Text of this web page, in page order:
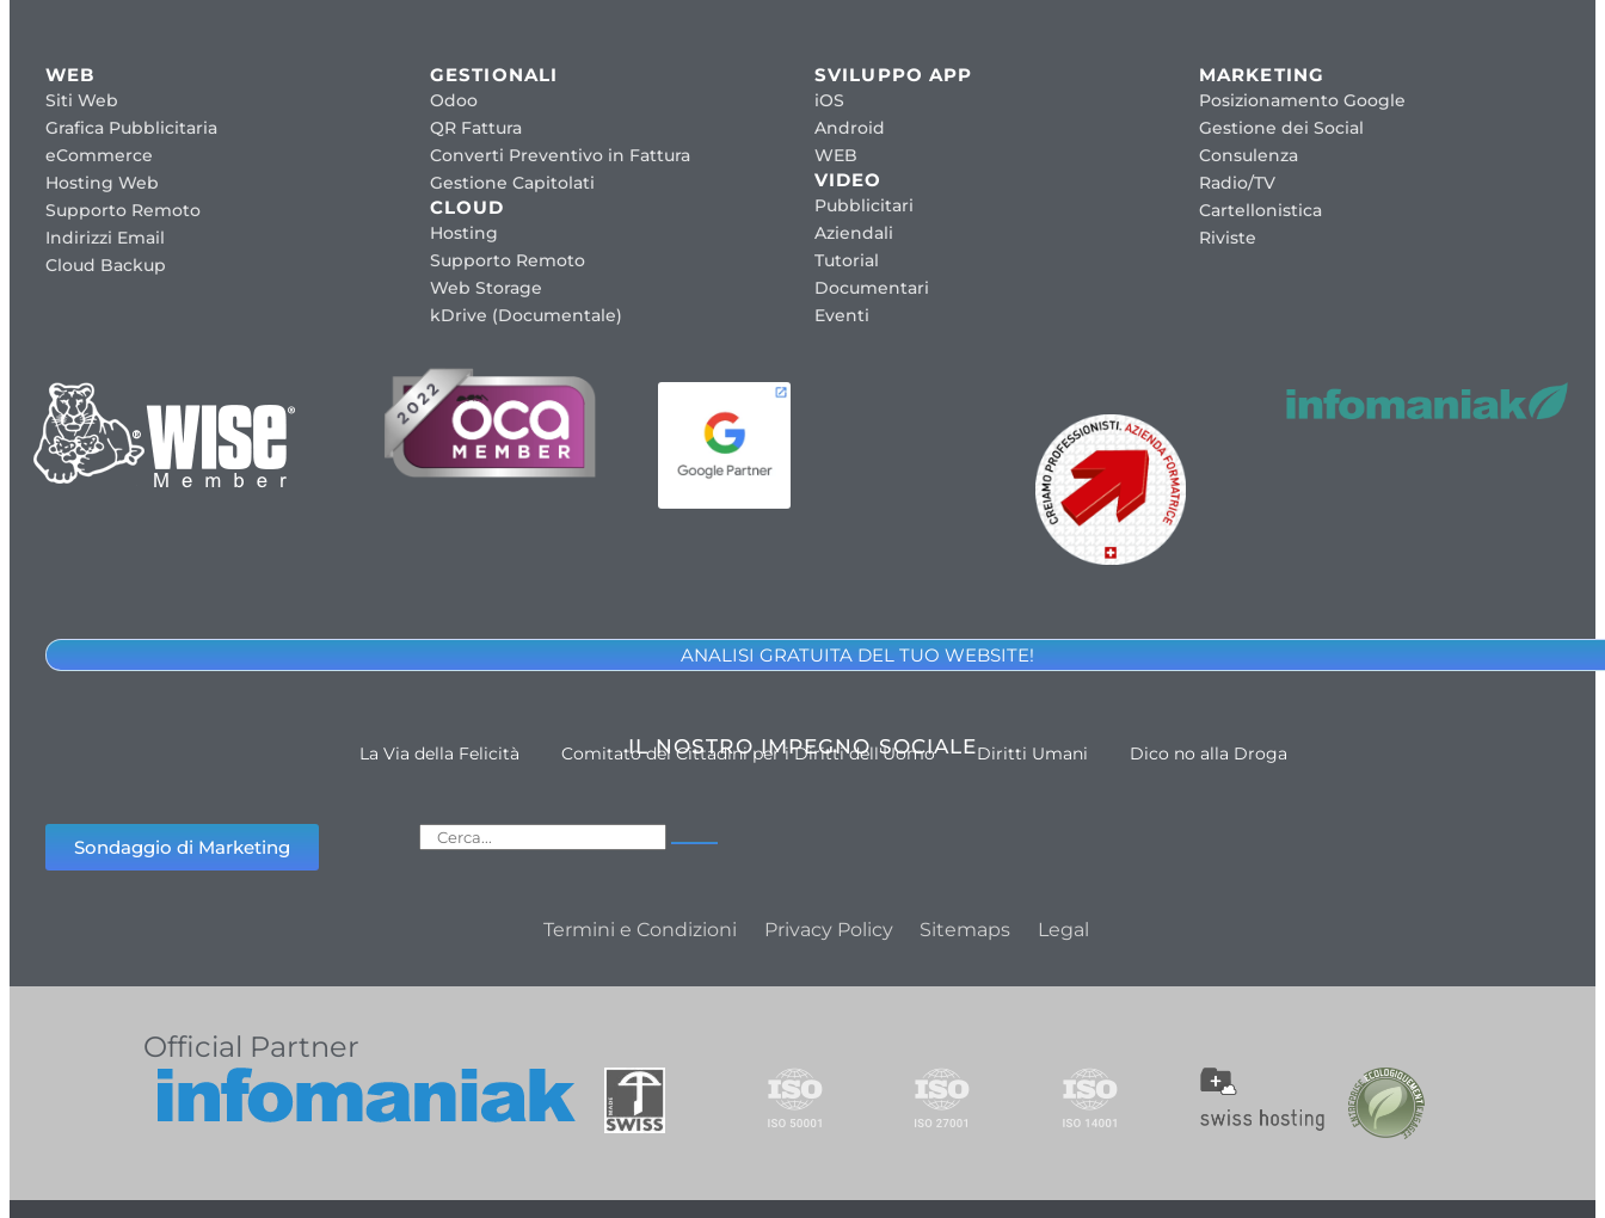
WEB
Siti Web
Grafica Pubblicitaria
eCommerce
Hosting Web
Supporto Remoto
Indirizzi Email
Cloud Backup
GESTIONALI
Odoo
QR Fattura
Converti Preventivo in Fattura
Gestione Capitolati
CLOUD
Hosting
Supporto Remoto
Web Storage
kDrive (Documentale)
SVILUPPO APP
iOS
Android
WEB
VIDEO
Pubblicitari
Aziendali
Tutorial
Documentari
Eventi
MARKETING
Posizionamento Google
Gestione dei Social
Consulenza
Radio/TV
Cartellonistica
Riviste
ANALISI GRATUITA DEL TUO WEBSITE!
IL NOSTRO IMPEGNO SOCIALE
La Via della Felicità Comitato dei Cittadini per i Diritti dell'Uomo Diritti Umani Dico no alla Droga
Sondaggio di Marketing
Termini e Condizioni Privacy Policy Sitemaps Legal
Official Partner